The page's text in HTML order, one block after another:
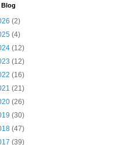
(2)
(4)
(12)
(12)
(16)
(21)
(26)
(30)
(47)
(39)